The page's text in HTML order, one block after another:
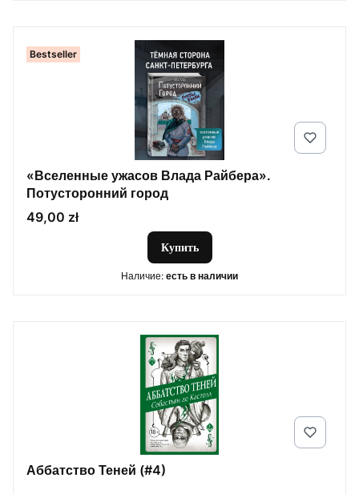
Bestseller
«Вселенные ужасов Влада Райбера».
Потусторонний город
Цена
49,00 zł
Купить
Наличие: есть в наличии
Аббатство Теней (#4)